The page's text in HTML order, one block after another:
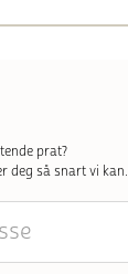
prat?
deg så snart vi kan.